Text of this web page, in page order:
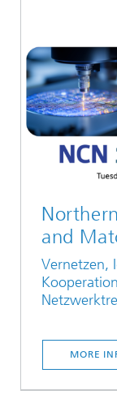
and
Vernetzen,
MORE